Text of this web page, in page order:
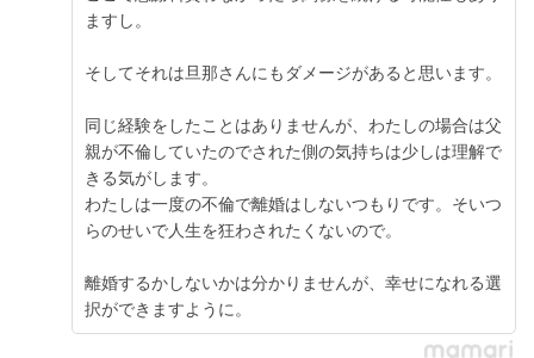
ますし。
そしてそれは旦那さんにもダメージがあると思います。
同じ経験をしたことはありませんが、わたしの場合は父
親が不倫していたのでされた側の気持ちは少しは理解で
きる気がします。
わたしは一度の不倫で離婚はしないつもりです。そいつ
らのせいで人生を狂わされたくないので。
離婚するかしないかは分かりませんが、幸せになれる選
択ができますように。